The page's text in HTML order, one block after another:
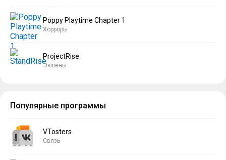
Poppy Playtime Chapter 1
Хорроры
ProjectRise
Экшены
Популярные программы
VTosters
Связь